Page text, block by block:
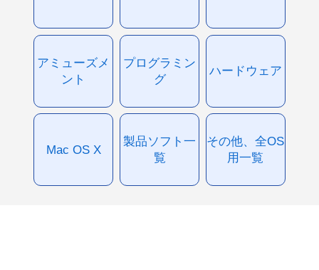
アミューズメ
ント
プログラミン
グ
ハードウェア
Mac OS X
製品ソフト一
覧
その他、全OS
用一覧